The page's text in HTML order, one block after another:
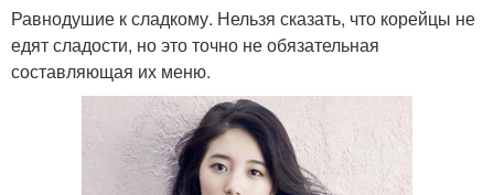
Равнодушие к сладкому. Нельзя сказать, что корейцы не
едят сладости, но это точно не обязательная
составляющая их меню.